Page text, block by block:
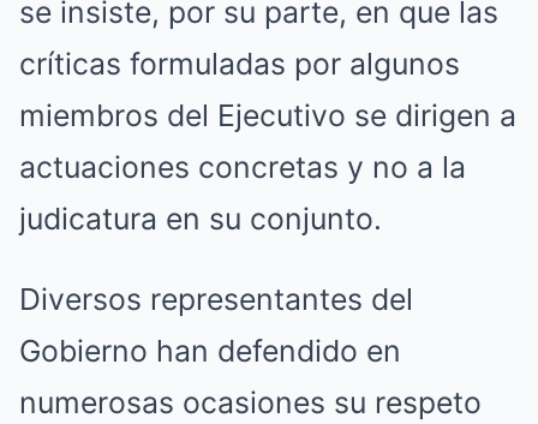
se insiste, por su parte, en que las
críticas formuladas por algunos
miembros del Ejecutivo se dirigen a
actuaciones concretas y no a la
judicatura en su conjunto.
Diversos representantes del
Gobierno han defendido en
numerosas ocasiones su respeto